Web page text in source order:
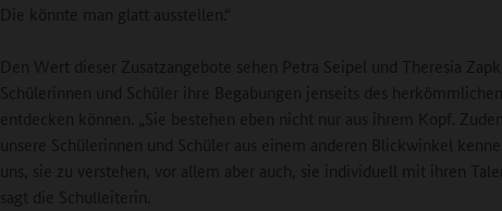
Die könnte man glatt ausstellen.“
Den Wert dieser Zusatzangebote sehen Petra Seipel und Theresia
Schülerinnen und Schüler ihre Begabungen jenseits des herkömmlichen
entdecken können. „Sie bestehen eben nicht nur aus ihrem Kopf.
unsere Schülerinnen und Schüler aus einem anderen Blickwinkel
uns, sie zu verstehen, vor allem aber auch, sie individuell mit ihren
sagt die Schulleiterin.